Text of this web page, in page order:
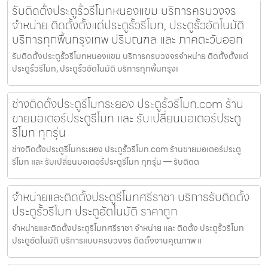
รับติดตั้งประตูรั้วรีโมทหนองแขม บริการครบวงจร
จำหน่าย ติดตั้งตั้งแต่ประตูรั้วรีโมท, ประตูรั้วอัตโนมัติ
บริการทุกพื้นกรุงเทพ ปริมณฑล และ ภาคตะวันออก
รับติดตั้งประตูรั้วรีโมทหนองแขม บริการครบวงจรจำหน่าย ติดตั้งตั้งแต่
ประตูรั้วรีโมท, ประตูรั้วอัตโนมัติ บริการทุกพื้นกรุงเ
ช่างติดตั้งประตูรีโมทระยอง ประตูรั้วรีโมท.com ร้าน
ขายมอเตอร์ประตูรีโมท และ รับเปลี่ยนมอเตอร์ประตู
รีโมท ทุกรุ่น
ช่างติดตั้งประตูรีโมทระยอง ประตูรั้วรีโมท.com ร้านขายมอเตอร์ประตู
รีโมท และ รับเปลี่ยนมอเตอร์ประตูรีโมท ทุกรุ่น — รับติดต
จำหน่ายและติดตั้งประตูรีโมทศรีราชา บริการรับติดตั้ง
ประตูรั้วรีโมท ประตูอัตโนมัติ ราคาถูก
จำหน่ายและติดตั้งประตูรีโมทศรีราชา จำหน่าย และ ติดตั้ง ประตูรั้วรีโมท
ประตูอัตโนมัติ บริการแบบครบวงจร ติดตั้งงานคุณภาพ แ